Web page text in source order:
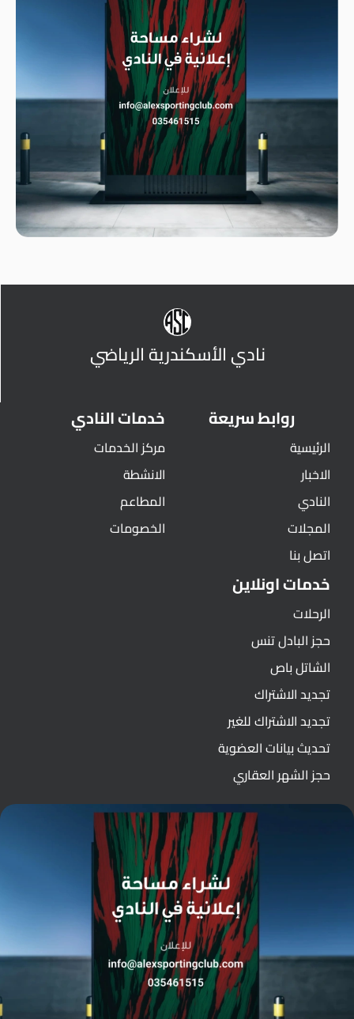
نادي الأسكندرية الرياضي
روابط سريعة
الرئيسية
الاخبار
النادي
المجلات
اتصل بنا
خدمات النادي
مركز الخدمات
الانشطة
المطاعم
الخصومات
خدمات اونلاين
الرحلات
حجز البادل تنس
الشاتل باص
تجديد الاشتراك
تجديد الاشتراك للغير
تحديث بيانات العضوية
حجز الشهر العقاري